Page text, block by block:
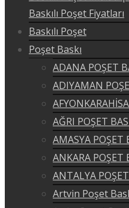
Baskılı Poşet Fiyatları
Baskılı Poşet
Poşet Baskı
ADANA POŞET
ADIYAMAN
AĞRI POŞET
AMASYA POŞET
ANKARA POŞET
ANTALYA
Artvin Poşet